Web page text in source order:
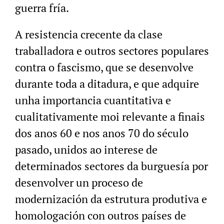
guerra fría.
A resistencia crecente da clase
traballadora e outros sectores populares
contra o fascismo, que se desenvolve
durante toda a ditadura, e que adquire
unha importancia cuantitativa e
cualitativamente moi relevante a finais
dos anos 60 e nos anos 70 do século
pasado, unidos ao interese de
determinados sectores da burguesía por
desenvolver un proceso de
modernización da estrutura produtiva e
homologación con outros países de